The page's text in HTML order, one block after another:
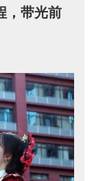
，带光前